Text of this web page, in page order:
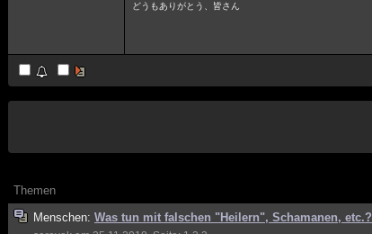
どうもありがとう、皆さん
Themen
Menschen: Was tun mit falschen "Heilern", Schamanen, etc.?